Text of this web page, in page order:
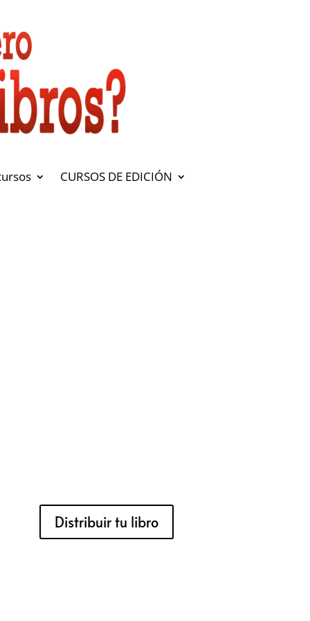
CURSOS DE EDICIÓN
Distribuir tu libro